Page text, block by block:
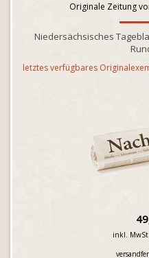
Originale Zeitung
Niedersächsisches
letztes verfügbares
inkl.